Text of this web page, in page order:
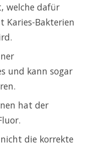
welche dafür
Karies-Bakterien
und kann sogar
hat der
die korrekte